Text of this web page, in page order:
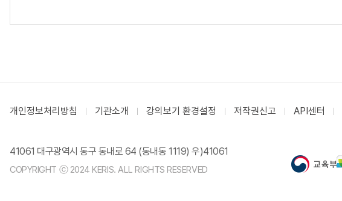
개인정보처리방침 기관소개 강의보기 환경설정 저작권신고 API센터
41061 대구광역시 동구 동내로 64 (동내동 1119) 우)41061
COPYRIGHT ⓒ 2024 KERIS. ALL RIGHTS RESERVED